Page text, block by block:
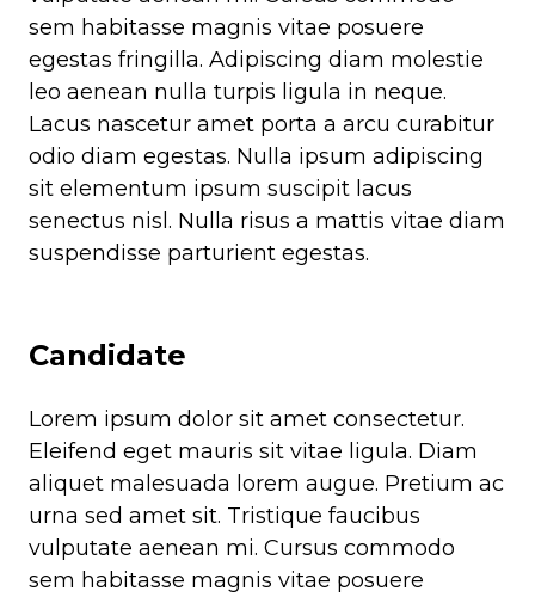
sem habitasse magnis vitae posuere
egestas fringilla. Adipiscing diam molestie
leo aenean nulla turpis ligula in neque.
Lacus nascetur amet porta a arcu curabitur
odio diam egestas. Nulla ipsum adipiscing
sit elementum ipsum suscipit lacus
senectus nisl. Nulla risus a mattis vitae diam
suspendisse parturient egestas.
Candidate
Lorem ipsum dolor sit amet consectetur.
Eleifend eget mauris sit vitae ligula. Diam
aliquet malesuada lorem augue. Pretium ac
urna sed amet sit. Tristique faucibus
vulputate aenean mi. Cursus commodo
sem habitasse magnis vitae posuere